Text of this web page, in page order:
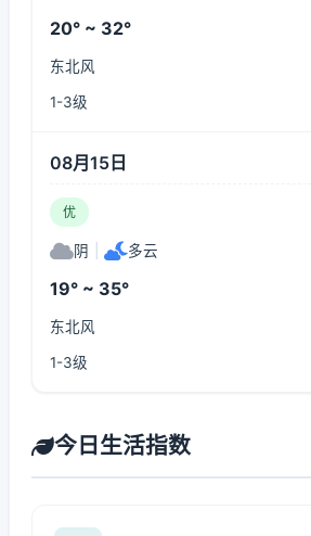
20° ~ 32°
东北风
1-3级
08月15日
优
阴 多云
19° ~ 35°
东北风
1-3级
今日生活指数